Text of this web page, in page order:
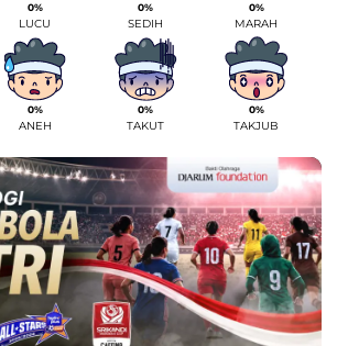
0%
LUCU
0%
SEDIH
0%
MARAH
0%
ANEH
0%
TAKUT
0%
TAKJUB